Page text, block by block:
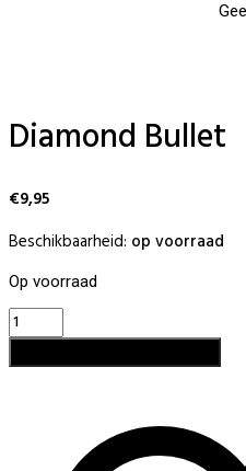
Diamond Bullet
€9,95
Beschikbaarheid: op voorraad
Op voorraad
Diamond
Bullet